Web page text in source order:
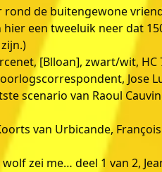
de buitengewone
een tweeluik neer dat
[Blloan], zwart/wit,
Jose
scenario van Raoul
van Urbicande,
wolf zei me… deel 1 van 2,